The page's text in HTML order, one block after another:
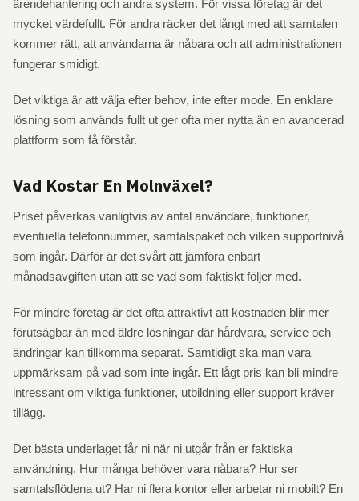
ärendehantering och andra system. För vissa företag är det
mycket värdefullt. För andra räcker det långt med att samtalen
kommer rätt, att användarna är nåbara och att administrationen
fungerar smidigt.
Det viktiga är att välja efter behov, inte efter mode. En enklare
lösning som används fullt ut ger ofta mer nytta än en avancerad
plattform som få förstår.
Vad Kostar En Molnväxel?
Priset påverkas vanligtvis av antal användare, funktioner,
eventuella telefonnummer, samtalspaket och vilken supportnivå
som ingår. Därför är det svårt att jämföra enbart
månadsavgiften utan att se vad som faktiskt följer med.
För mindre företag är det ofta attraktivt att kostnaden blir mer
förutsägbar än med äldre lösningar där hårdvara, service och
ändringar kan tillkomma separat. Samtidigt ska man vara
uppmärksam på vad som inte ingår. Ett lågt pris kan bli mindre
intressant om viktiga funktioner, utbildning eller support kräver
tillägg.
Det bästa underlaget får ni när ni utgår från er faktiska
användning. Hur många behöver vara nåbara? Hur ser
samtalsflödena ut? Har ni flera kontor eller arbetar ni mobilt? En